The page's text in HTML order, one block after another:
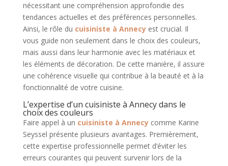
nécessitant une compréhension approfondie des
tendances actuelles et des préférences personnelles.
Ainsi, le rôle du cuisiniste à Annecyest crucial. Il
vous guide non seulement dans le choix des couleurs,
mais aussi dans leur harmonie avec les matériaux et
les éléments de décoration. De cette manière, il assure
une cohérence visuelle qui contribue à la beauté et à la
fonctionnalité de votre cuisine.
L’expertise d’un cuisiniste à Annecy dans le
choix des couleurs
Faire appel à un cuisiniste à Annecycomme Karine
Seyssel présente plusieurs avantages. Premièrement,
cette expertise professionnelle permet d’éviter les
erreurs courantes qui peuvent survenir lors de la